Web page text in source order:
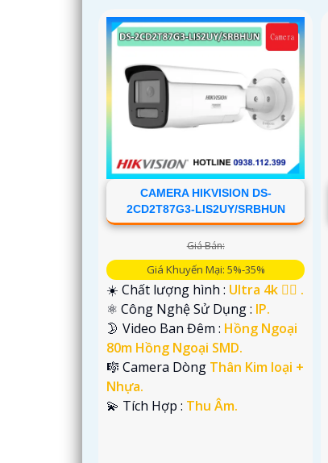
CAMERA HIKVISION DS-
2CD2T87G3-LIS2UY/SRBHUN
Giá Bán:
Giá Khuyến Mại: 5%-35%
☀️ Chất lượng hình : Ultra 4k 👍🏾 .
⚛️ Công Nghệ Sử Dụng : IP.
🌛 Video Ban Đêm : Hồng Ngoại
80m Hồng Ngoại SMD.
🎼️ Camera Dòng Thân Kim loại +
Nhựa.
️💫 Tích Hợp : Thu Âm.